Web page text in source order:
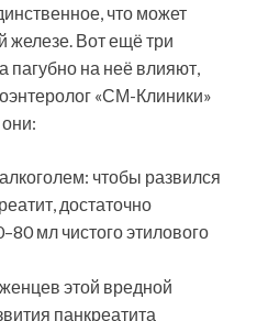
что может
железе. Вот ещё три
пагубно на неё влияют,
«СМ-Клиники»
чтобы развился
достаточно
мл чистого этилового
этой вредной
панкреатита